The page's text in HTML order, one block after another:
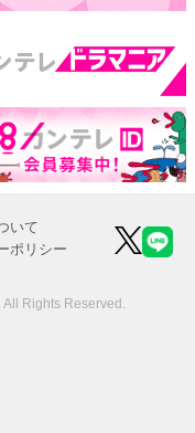
いて
ポリシー
Rights Reserved.